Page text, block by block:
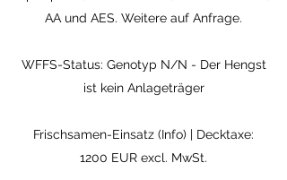
AA und AES. Weitere auf Anfrage.
WFFS-Status: Genotyp N/N - Der Hengst
ist kein Anlageträger
Frischsamen-Einsatz (Info) | Decktaxe:
1200 EUR excl. MwSt.